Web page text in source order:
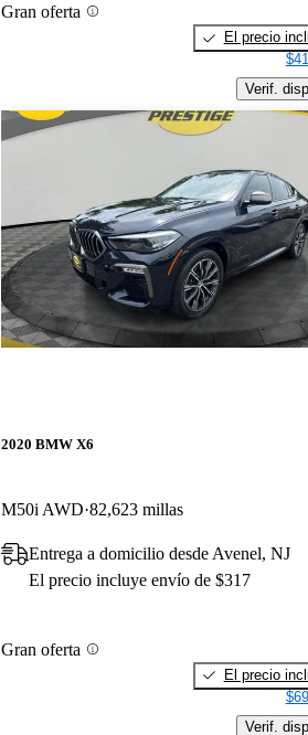
Gran oferta
El precio
Verif.
2020 BMW X6
M50i AWD 82,623 millas
Entrega a domicilio desde Avenel, NJ
El precio incluye envío de $317
Gran oferta
El precio
Verif.